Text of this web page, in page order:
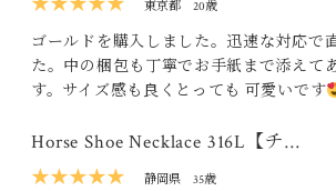
東京都 20歳
ゴールドを購入しました。迅速な対応で
た。中の梱包も丁寧でお手紙まで添えて
す。サイズ感も良くとっても 可愛いです
Horse Shoe Necklace 316L【チ…
★★★★★
静岡県 35歳